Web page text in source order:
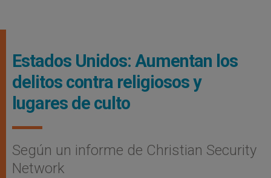
Estados Unidos: Aumentan los
delitos contra religiosos y
lugares de culto
Según un informe de Christian Security
Network